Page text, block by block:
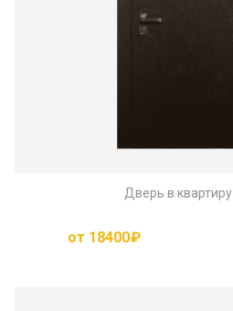
Дверь в квартиру
от 18400₽